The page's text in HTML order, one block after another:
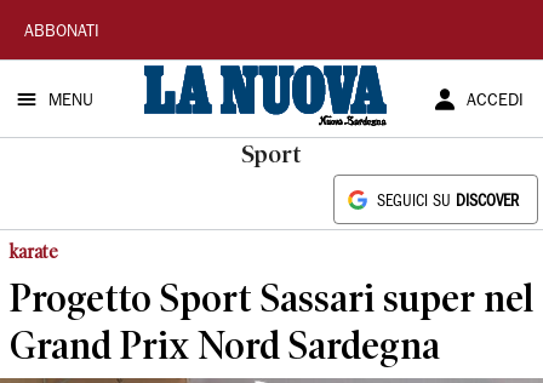
La
Nuova
Sardegna
ABBONATI
MENU ACCEDI
Sport
SEGUICI SU DISCOVER
karate
Progetto Sport Sassari super nel
Grand Prix Nord Sardegna